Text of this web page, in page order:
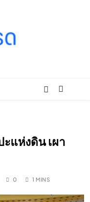
แห่งดิน เผา
0 1 MINS